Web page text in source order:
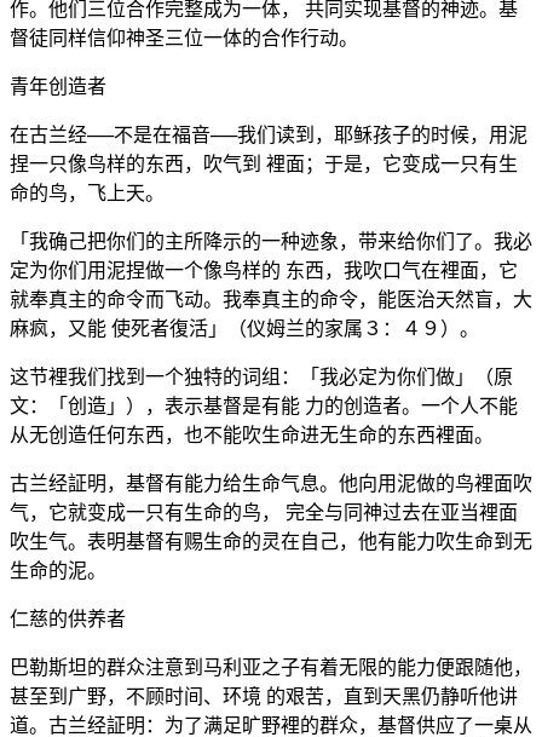
作。他们三位合作完整成为一体， 共同实现基督的神迹。基
督徒同样信仰神圣三位一体的合作行动。
青年创造者
在古兰经──不是在福音──我们读到，耶稣孩子的时候，用泥
捏一只像鸟样的东西，吹气到 裡面；于是，它变成一只有生
命的鸟，飞上天。
「我确己把你们的主所降示的一种迹象，带来给你们了。我必
定为你们用泥捏做一个像鸟样的 东西，我吹口气在裡面，它
就奉真主的命令而飞动。我奉真主的命令，能医治天然盲，大
麻疯，又能 使死者復活」（仪姆兰的家属３：４９）。
这节裡我们找到一个独特的词组：「我必定为你们做」（原
文：「创造」），表示基督是有能 力的创造者。一个人不能
从无创造任何东西，也不能吹生命进无生命的东西裡面。
古兰经証明，基督有能力给生命气息。他向用泥做的鸟裡面吹
气，它就变成一只有生命的鸟， 完全与同神过去在亚当裡面
吹生气。表明基督有赐生命的灵在自己，他有能力吹生命到无
生命的泥。
仁慈的供养者
巴勒斯坦的群众注意到马利亚之子有着无限的能力便跟随他，
甚至到广野，不顾时间、环境 的艰苦，直到天黑仍静听他讲
道。古兰经証明：为了满足旷野裡的群众，基督供应了一桌从